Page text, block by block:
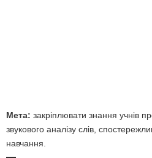
Мета: закріплювати знання учнів
звукового аналізу слів,
навчання.